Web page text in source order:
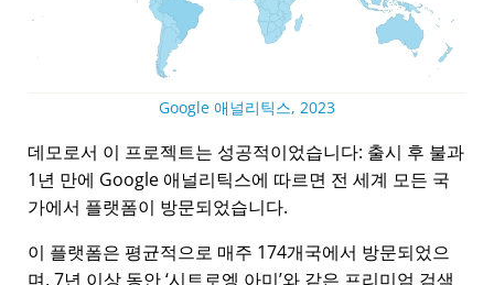
Google 애널리틱스, 2023
데모로서 이 프로젝트는 성공적이었습니다: 출시 후 불과
1년 만에 Google 애널리틱스에 따르면 전 세계 모든 국
가에서 플랫폼이 방문되었습니다.
이 플랫폼은 평균적으로 매주 174개국에서 방문되었으
며, 7년 이상 동안 시트로엥 아미 와 같은 프리미엄 검색